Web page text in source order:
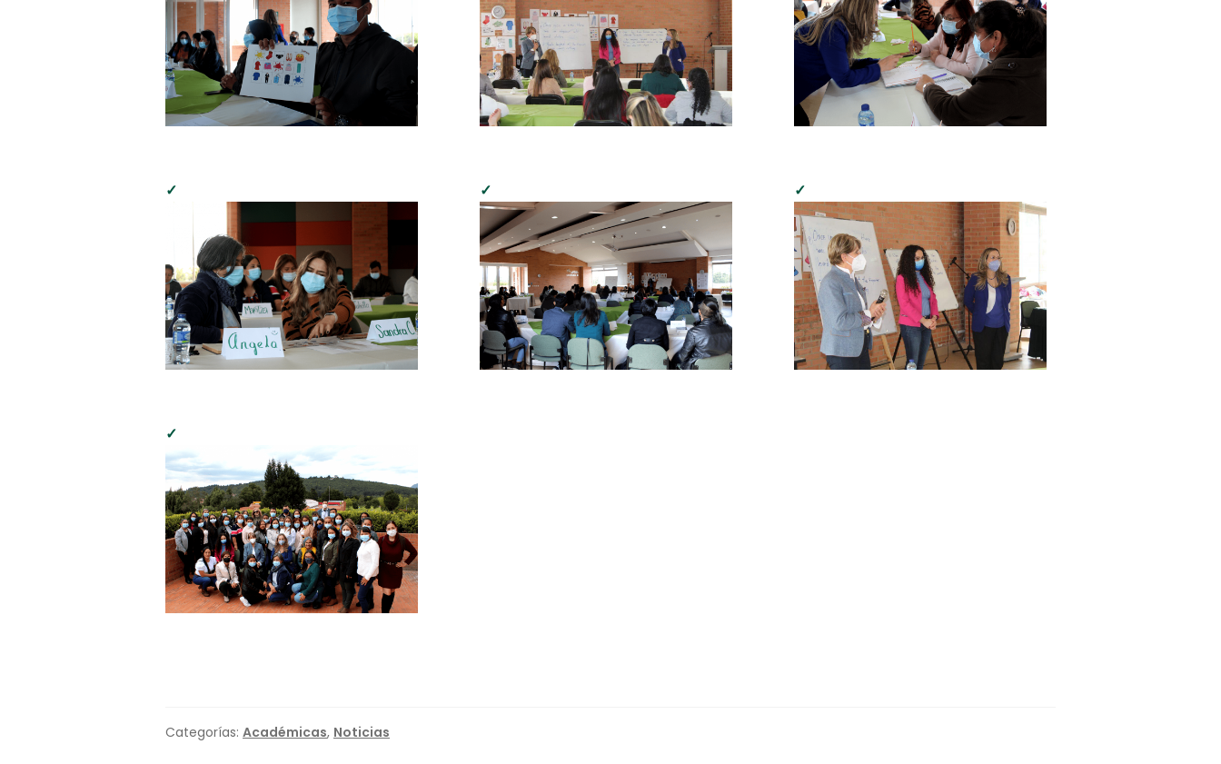
Categorías: Académicas, Noticias